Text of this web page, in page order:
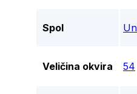
Spol
Veličina okvira 54